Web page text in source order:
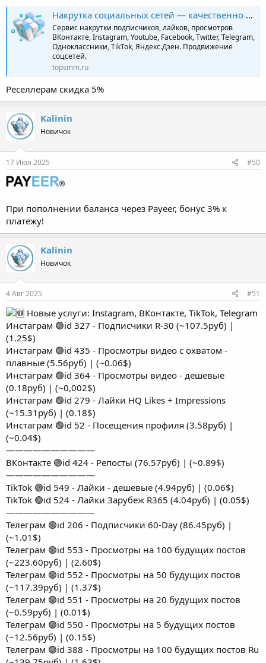
Накрутка социальных сетей — качественно и профессионально | TopSmm
Сервис накрутки подписчиков, лайков, просмотров
ВКонтакте, Instagram, Youtube, Facebook, Twitter, Telegram,
Одноклассники, TikTok, Яндекс.Дзен. Продвижение
соцсетей.
topsmm.ru
Реселлерам скидка 5%
Kalinin
Новичок
17 Июл 2025 #50
При пополнении баланса через Payeer, бонус 3% к
платежу!
Kalinin
Новичок
4 Авг 2025 #51
Новые услуги: Instagram, ВКонтакте, TikTok, Telegram
Инстаграм 🟢id 327 - Подписчики R-30 (~107.5руб) |
(1.25$)
Инстаграм 🟢id 435 - Просмотры видео с охватом -
плавные (5.56руб) | (~0.06$)
Инстаграм 🟢id 364 - Просмотры видео - дешевые
(0.18руб) | (~0,002$)
Инстаграм 🟢id 279 - Лайки HQ Likes + Impressions
(~15.31руб) | (0.18$)
Инстаграм 🟢id 52 - Посещения профиля (3.58руб) |
(~0.04$)
——————————
ВКонтакте 🟢id 424 - Репосты (76.57руб) | (~0.89$)
——————————
TikTok 🟢id 549 - Лайки - дешевые (4.94руб) | (0.06$)
TikTok 🟢id 524 - Лайки Зарубеж R365 (4.04руб) | (0.05$)
——————————
Телеграм 🟢id 206 - Подписчики 60-Day (86.45руб) |
(~1.01$)
Телеграм 🟢id 553 - Просмотры на 100 будущих постов
(~223.60руб) | (2.60$)
Телеграм 🟢id 552 - Просмотры на 50 будущих постов
(~117.39руб) | (1.37$)
Телеграм 🟢id 551 - Просмотры на 20 будущих постов
(~0.59руб) | (0.01$)
Телеграм 🟢id 550 - Просмотры на 5 будущих постов
(~12.56руб) | (0.15$)
Телеграм 🟢id 388 - Просмотры на 100 будущих постов Ru